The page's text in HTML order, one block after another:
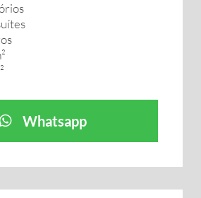
Whatsapp